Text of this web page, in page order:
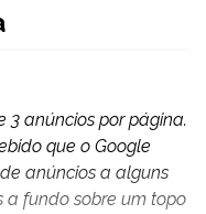
3 anúncios por página.
que o Google
anúncios a alguns
a fundo sobre um topo